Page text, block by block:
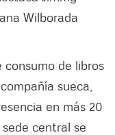
Wilborada
consumo de libros
sueca,
en más 20
central se